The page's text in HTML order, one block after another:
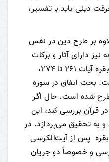
دینی باید با تفسیر،
بر طرح دین در نفس
دارای آثار و برکات
فراوانی است؛ مثلاً در سوره بقره آیات ۲۶۱ تا ۲۷۴،
بحث انفاق در سوره
شده است. حال اگر
قرآن بررسی کند، این
به تحقیق می‌پردازد. در
بقره پس از آیت‌الکرسی
و خصوصاً دو جریان